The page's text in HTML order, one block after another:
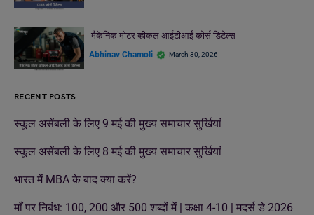
मैकेनिक मोटर व्हीकल आईटीआई कोर्स डिटेल्स
Abhinav Chamoli March 30, 2026
RECENT POSTS
स्कूल असेंबली के लिए 9 मई की मुख्य समाचार सुर्खियां
स्कूल असेंबली के लिए 8 मई की मुख्य समाचार सुर्खियां
भारत में MBA के बाद क्या करें?
माँ पर निबंध: 100, 200 और 500 शब्दों में | कक्षा 4-10 | मदर्स डे 2026